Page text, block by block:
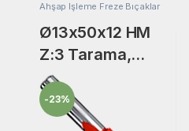
Ahşap İşleme Freze Bıçaklar
Ø13x50x12 HM
Z:3 Tarama,
Lamba Yeri
Açma Freze
Bıçak
-23%